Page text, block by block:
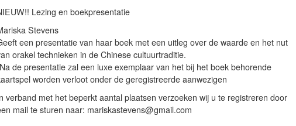
Lezing en boekpresentatie
Stevens
een presentatie van haar boek met een uitleg over de waarde en het nut
orakel technieken in de Chinese cultuurtraditie.
de presentatie zal een luxe exemplaar van het bij het boek behorende
worden verloot onder de geregistreerde aanwezigen
verband met het beperkt aantal plaatsen verzoeken wij u te registreren door
mail te sturen naar: mariskastevens@gmail.com